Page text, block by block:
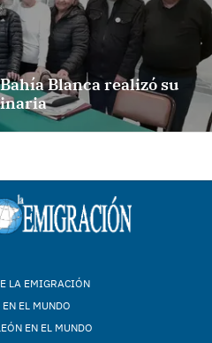
Blanca realizó su
LA EMIGRACIÓN
EL MUNDO
EN EL MUNDO